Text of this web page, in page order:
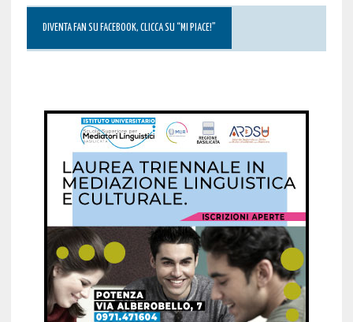
DIVENTA FAN SU FACEBOOK, CLICCA SU “MI PIACE!”